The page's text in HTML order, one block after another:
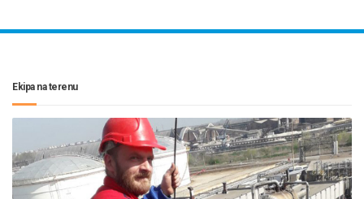
Ekipa na terenu